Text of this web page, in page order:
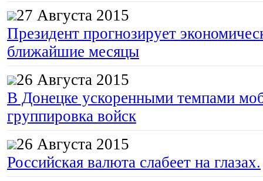
27 Августа 2015
Президент прогнозирует
ближайшие месяцы
26 Августа 2015
В Донецке ускоренными темпами
группировка войск
26 Августа 2015
Российская валюта слабеет на глазах.